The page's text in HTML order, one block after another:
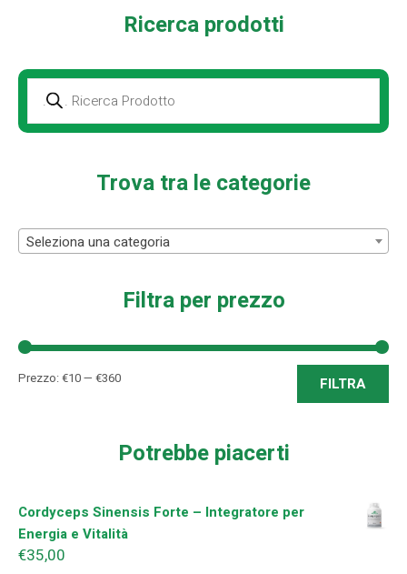
Ricerca prodotti
Prodotti
della
ricerca
Trova tra le categorie
Seleziona una categoria
Filtra per prezzo
Min
FILTRA
Prezzo:€10— €360
Potrebbe piacerti
Cordyceps Sinensis Forte – Integratore per
Energia e Vitalità
€35,00